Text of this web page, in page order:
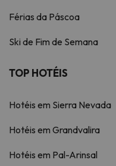
Férias da Páscoa
Ski de Fim de Semana
TOP HOTÉIS
Hotéis em Sierra Nevada
Hotéis em Grandvalira
Hotéis em Pal-Arinsal